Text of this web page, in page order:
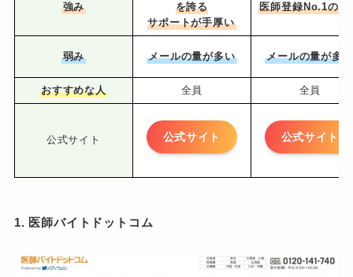
強み
を誇る
サポートが手厚い
医師登録No.1の実
弱み メールの量が多い メールの量が多い
おすすめな人 全員 全員
公式サイト 公式サイト 公式サイト
1. 医師バイトドットコム